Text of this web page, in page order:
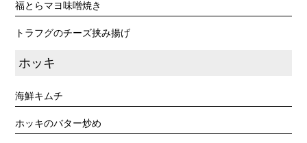
福とらマヨ味噌焼き
トラフグのチーズ挟み揚げ
ホッキ
海鮮キムチ
ホッキのバター炒め